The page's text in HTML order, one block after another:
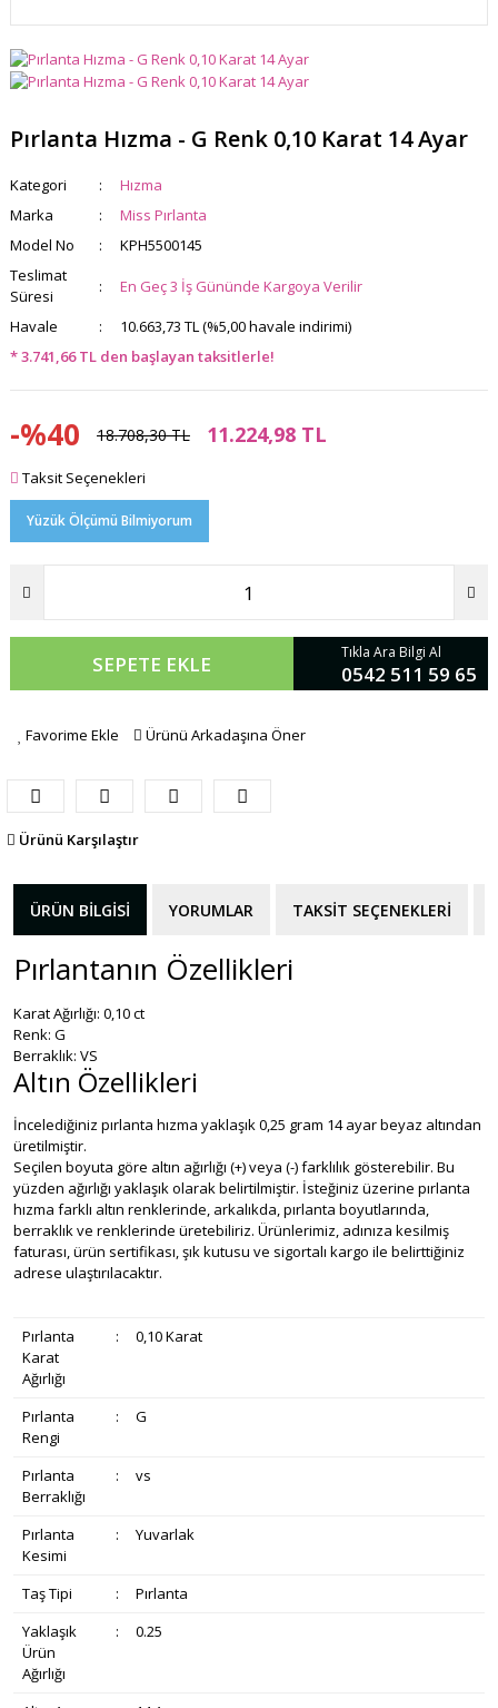
Pırlanta Hızma - G Renk 0,10 Karat 14 Ayar
Kategori
Hızma
Marka
Miss Pırlanta
Model No
KPH5500145
Teslimat
Süresi
En Geç 3 İş Gününde Kargoya Verilir
Havale
10.663,73 TL (%5,00 havale indirimi)
* 3.741,66 TL den başlayan taksitlerle!
-%40 18.708,30 TL 11.224,98 TL
Taksit Seçenekleri
Yüzük Ölçümü Bilmiyorum
SEPETE EKLE Tıkla Ara Bilgi Al
0542 511 59 65
Favorime Ekle Ürünü Arkadaşına Öner
Ürünü Karşılaştır
ÜRÜN BILGISI YORUMLAR TAKSIT SEÇENEKLERI
Pırlantanın Özellikleri
Karat Ağırlığı: 0,10 ct
Renk: G
Berraklık: VS
Altın Özellikleri
İncelediğiniz pırlanta hızma yaklaşık 0,25 gram 14 ayar beyaz altından
üretilmiştir.
Seçilen boyuta göre altın ağırlığı (+) veya (-) farklılık gösterebilir. Bu
yüzden ağırlığı yaklaşık olarak belirtilmiştir. İsteğiniz üzerine pırlanta
hızma farklı altın renklerinde, arkalıkda, pırlanta boyutlarında,
berraklık ve renklerinde üretebiliriz. Ürünlerimiz, adınıza kesilmiş
faturası, ürün sertifikası, şık kutusu ve sigortalı kargo ile belirttiğiniz
adrese ulaştırılacaktır.
Pırlanta
Karat
Ağırlığı
: 0,10 Karat
Pırlanta
Rengi
: G
Pırlanta
Berraklığı
: vs
Pırlanta
Kesimi
: Yuvarlak
Taş Tipi :
Pırlanta
Yaklaşık
Ürün
Ağırlığı
: 0.25